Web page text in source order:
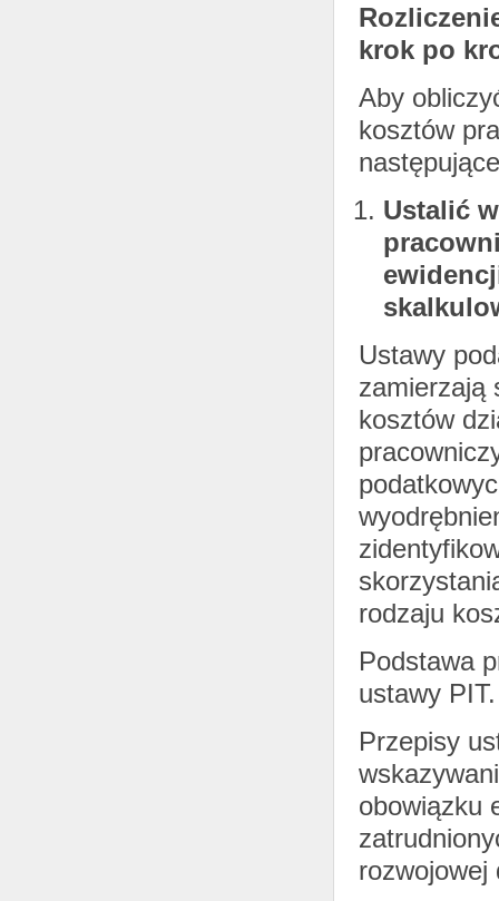
krok po
Aby
kosztów
Ustalić
Ustawy
zamierzają
kosztów
rodzaju
Podstawa
ustawy PIT.
Przepisy
obowiązku
rozwojowej